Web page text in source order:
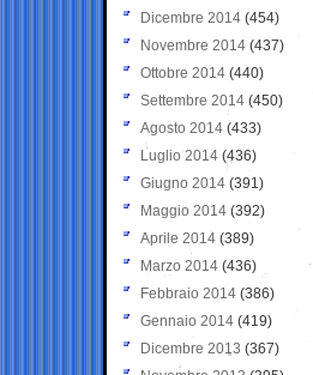
Dicembre 2014 (454)
Novembre 2014 (437)
Ottobre 2014 (440)
Settembre 2014 (450)
Agosto 2014 (433)
Luglio 2014 (436)
Giugno 2014 (391)
Maggio 2014 (392)
Aprile 2014 (389)
Marzo 2014 (436)
Febbraio 2014 (386)
Gennaio 2014 (419)
Dicembre 2013 (367)